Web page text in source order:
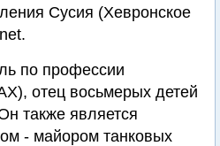
Сусия (Хевронское
по профессии
отец восьмерых детей
также является
- майором танковых